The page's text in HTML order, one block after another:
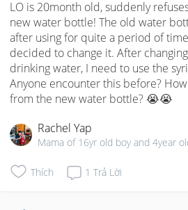
LO is 20month old, suddenly
new water bottle! The old water
after using for quite a period of
decided to change it. After
drinking water, I need to use the
Anyone encounter this before?
from the new water bottle? 😭😭
Rachel Yap
Mama of 16yr old boy and 4year
Thích 1 Trả Lời